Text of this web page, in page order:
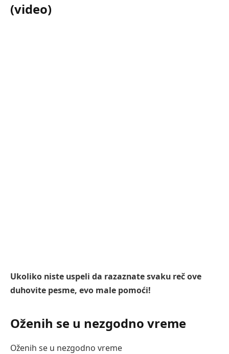
(video)
Ukoliko niste uspeli da razaznate svaku reč ove
duhovite pesme, evo male pomoći!
Oženih se u nezgodno vreme
Oženih se u nezgodno vreme